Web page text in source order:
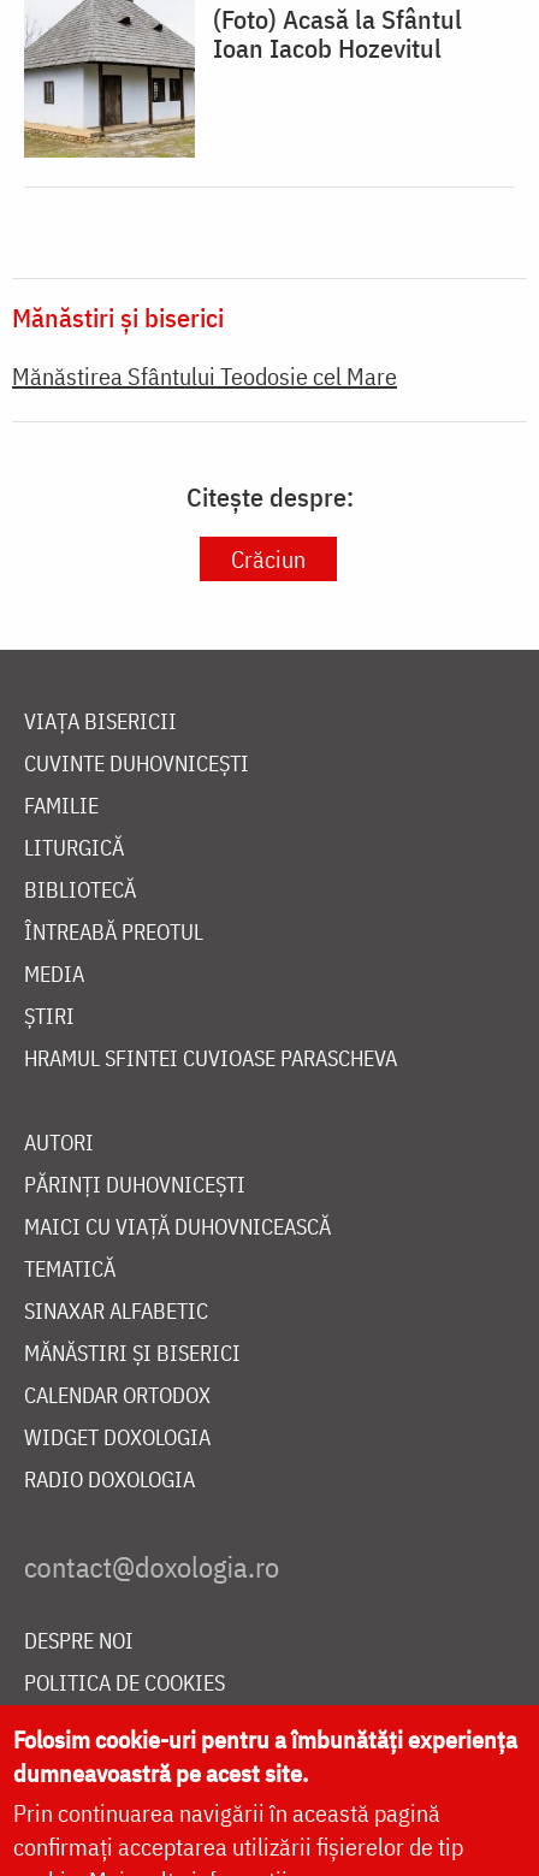
(Foto) Acasă la Sfântul
Ioan Iacob Hozevitul
Mănăstiri și biserici
Mănăstirea Sfântului Teodosie cel Mare
Citește despre:
Crăciun
VIAȚA BISERICII
CUVINTE DUHOVNICEȘTI
FAMILIE
LITURGICĂ
BIBLIOTECĂ
ÎNTREABĂ PREOTUL
MEDIA
ȘTIRI
HRAMUL SFINTEI CUVIOASE PARASCHEVA
AUTORI
PĂRINȚI DUHOVNICEȘTI
MAICI CU VIAȚĂ DUHOVNICEASCĂ
TEMATICĂ
SINAXAR ALFABETIC
MĂNĂSTIRI ȘI BISERICI
CALENDAR ORTODOX
WIDGET DOXOLOGIA
RADIO DOXOLOGIA
DESPRE NOI
POLITICA DE COOKIES
DONEAZĂ ONLINE PENTRU CATEDRALA NAȚIONALĂ
LIVE
Folosim cookie-uri pentru a îmbunătăți experiența
dumneavoastră pe acest site.
Prin continuarea navigării în această pagină
confirmați acceptarea utilizării fișierelor de tip